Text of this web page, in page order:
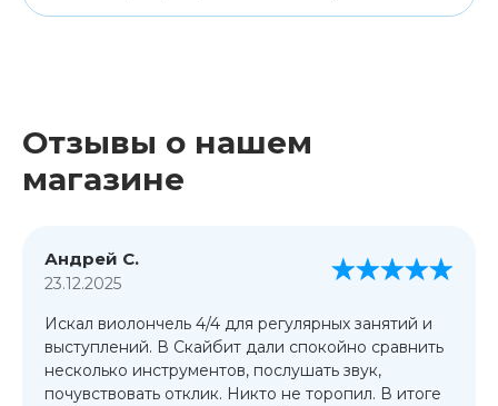
Отзывы о нашем
магазине
Андрей С.
23.12.2025
Искал виолончель 4/4 для регулярных занятий и
выступлений. В Скайбит дали спокойно сравнить
несколько инструментов, послушать звук,
почувствовать отклик. Никто не торопил. В итоге